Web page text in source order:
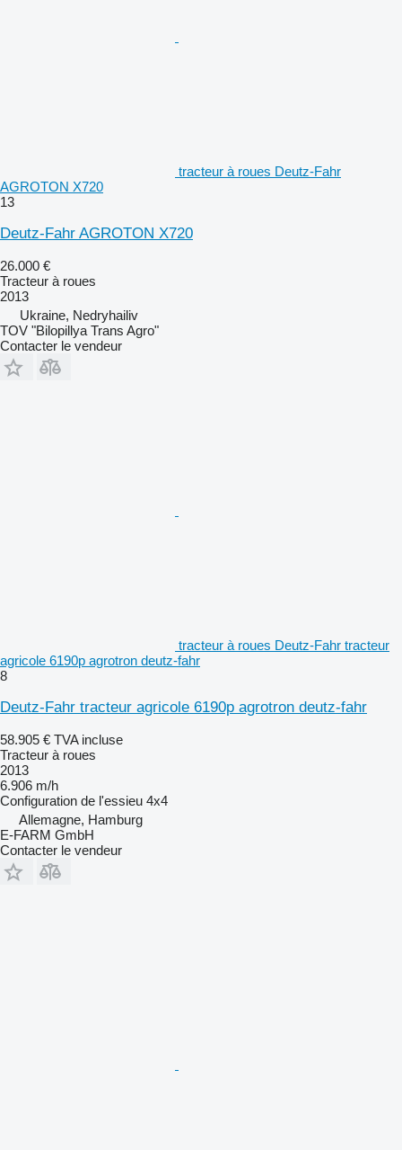
tracteur à roues Deutz-Fahr
AGROTON X720
13
Deutz-Fahr AGROTON X720
26.000 €
Tracteur à roues
2013
Ukraine, Nedryhailiv
TOV "Bilopillya Trans Agro"
Contacter le vendeur
tracteur à roues Deutz-Fahr tracteur
agricole 6190p agrotron deutz-fahr
8
Deutz-Fahr tracteur agricole 6190p agrotron deutz-fahr
58.905 € TVA incluse
Tracteur à roues
2013
6.906 m/h
Configuration de l'essieu 4x4
Allemagne, Hamburg
E-FARM GmbH
Contacter le vendeur